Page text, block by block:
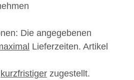
Die angegebenen
Lieferzeiten. Artikel
kurzfristiger zugestellt.